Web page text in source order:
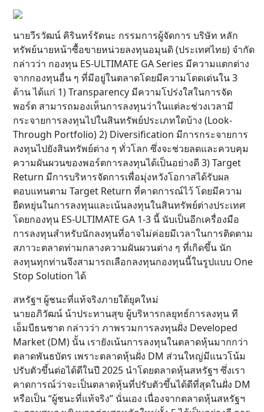
นายวีรวัฒน์ คิรินทร์รัตนะ กรรมการผู้จัดการ บริษัท หลัก
ทรัพย์นายหน้าซื้อขายหน่วยลงทุนอมุนดิ (ประเทศไทย) จำกัด
กล่าวว่า กองทุน ES-ULTIMATE GA Series มีความแตกต่าง
จากกองทุนอื่น ๆ ที่มีอยู่ในตลาดโดยมีความโดดเด่นใน 3
ด้าน ได้แก่ 1) Transparency มีความโปร่งใสในการจัด
พอร์ต สามารถมองเห็นการลงทุนว่าในแต่ละช่วงเวลามี
กระจายการลงทุนไปในสินทรัพย์ประเภทใดบ้าง (Look-
Through Portfolio) 2) Diversification มีการกระจายการ
ลงทุนไปยังสินทรัพย์ต่าง ๆ ทั่วโลก ซึ่งจะช่วยลดและควบคุม
ความผันผวนของพอร์ตการลงทุนได้เป็นอย่างดี 3) Target
Return มีการบริหารจัดการเพื่อมุ่งหวังโอกาสได้รับผล
ตอบแทนตาม Target Return ที่คาดการณ์ไว้ โดยมีความ
ยืดหยุ่นในการลงทุนและเน้นลงทุนในสินทรัพย์ต่างประเทศ
โดยกองทุน ES-ULTIMATE GA 1-3 นี้ นับเป็นอีกเครื่องมือ
การลงทุนสำหรับนักลงทุนที่อาจไม่ค่อยมีเวลาในการติดตาม
สภาวะตลาดท่ามกลางความผันผวนต่าง ๆ ที่เกิดขึ้น นัก
ลงทุนทุกท่านจึงสามารถเลือกลงทุนกองทุนนี้ในรูปแบบ One
Stop Solution ได้
สหรัฐฯ ผู้ชนะที่แท้จริงภายใต้ยุคใหม่
นายอภิวัฒน์ น้าประทานสุข ผู้บริหารกลยุทธ์การลงทุน ที
เอ็มบีธนชาต กล่าวว่า ภาพรวมการลงทุนฝั่ง Developed
Market (DM) นั้น เรายังเน้นการลงทุนในตลาดหุ้นมากกว่า
ตลาดพันธบัตร เพราะตลาดหุ้นฝั่ง DM ส่วนใหญ่มีแนวโน้ม
ปรับตัวขึ้นต่อได้ดีในปี 2025 นำโดยตลาดหุ้นสหรัฐฯ ซึ่งเรา
คาดการณ์ว่าจะเป็นตลาดหุ้นที่ปรับตัวขึ้นได้ดีที่สุดในฝั่ง DM
หรือเป็น “ผู้ชนะที่แท้จริง” นั่นเอง เนื่องจากตลาดหุ้นสหรัฐฯ